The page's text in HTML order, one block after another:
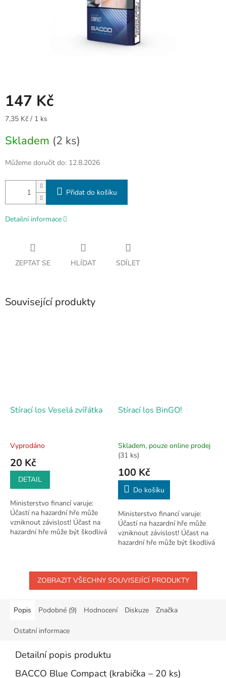
147 Kč
Měrná
7,35 Kč / 1 ks
Skladem (2 ks)
Můžeme doručit do: 12.8.2026
Přidat do košíku
Detailní informace
ZEPTAT SE HLÍDAT SDÍLET
Související produkty
Stírací los Veselá zvířátka
Vyprodáno
20 Kč
DETAIL
Ministerstvo financí varuje:
Účastí na hazardní hře může
vzniknout závislost! Účast na
hazardní hře může být škodlivá
Stírací los BinGO!
Skladem, pouze online prodej
(31 ks)
100 Kč
Do košíku
Ministerstvo financí varuje:
Účastí na hazardní hře může
vzniknout závislost! Účast na
hazardní hře může být škodlivá
ZOBRAZIT VŠECHNY SOUVISEJÍCÍ PRODUKTY
Popis Podobné (9) Hodnocení Diskuze Značka
Ostatní informace
Detailní popis produktu
BACCO Blue Compact (krabička – 20 ks)